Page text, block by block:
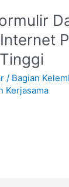
/ Bagian
Kerjasama